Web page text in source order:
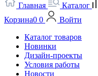
Главная Каталог
Корзина0 0
Войти
Каталог товаров
Новинки
Дизайн-проекты
Условия работы
Новости